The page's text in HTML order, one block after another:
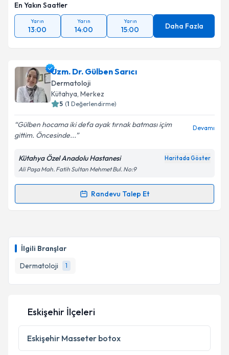
İlgili Branşlar
Dermatoloji
1
En Yakın Saatler
Yarın
13:00
Yarın
14:00
Yarın
15:00 Daha Fazla
Uzm. Dr. Gülben Sarıcı
Dermatoloji
Kütahya, Merkez
5 (1 Değerlendirme)
Gülben hocama iki defa ayak tırnak batması içim
gittim. Öncesinde...
Devamı
Kütahya Özel Anadolu Hastanesi Haritada Göster
Ali Paşa Mah. Fatih Sultan Mehmet Bul. No:9
Randevu Talep Et
Randevu Takvimi Talebi
takvim hazırlandığında e-posta ile bilgilendireceğiz.
E-posta Adresiniz
Kişisel verilerimin işlenmesine ilişkinAydınlatma
Metni 'ni okudum ve kişisel verilerimin belirtilen
kapsamda işlenmesini kabul ediyorum.
Eskişehir İlçeleri
Eskişehir Masseter botox